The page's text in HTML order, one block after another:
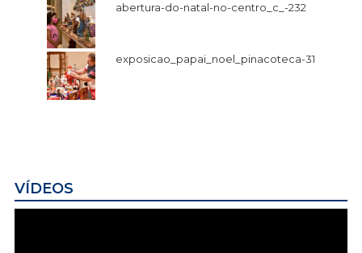
abertura-do-natal-no-centro_c_-232
exposicao_papai_noel_pinacoteca-31
VÍDEOS